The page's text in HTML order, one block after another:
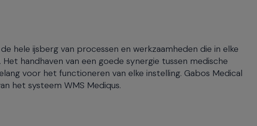
hele ijsberg van processen en werkzaamheden die in elke
handhaven van een goede synergie tussen medische
voor het functioneren van elke instelling. Gabos Medical
het systeem WMS Mediqus.